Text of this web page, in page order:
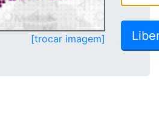
[trocar imagem]